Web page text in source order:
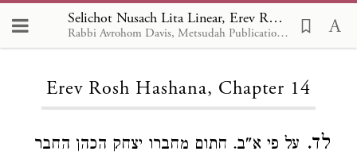
Selichot Nusach Lita Linear, Erev Rosh Hashana 14
Rabbi Avrohom Davis, Metsudah Publications, 1986
Loading...
Erev Rosh Hashana, Chapter 14
לד. על פי א"ב. חתום מחברו יצחק הכהן החבר